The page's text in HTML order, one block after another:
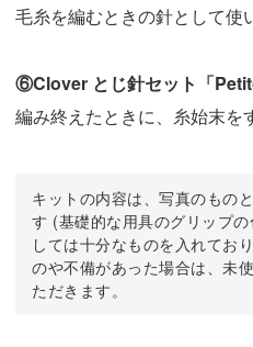
毛糸を編むときの針として使
⑥Clover とじ針セット「Petit(
編み終えたときに、糸始末を
キットの内容は、写真のもの
す (基礎的な用具のグリップ
しては十分なものを入れてお
のや不備があった場合は、未
ただきます。